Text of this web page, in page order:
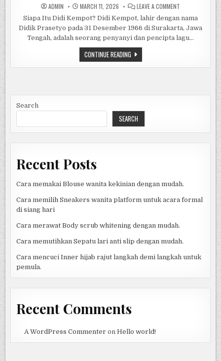
ADMIN MARCH 11, 2026 LEAVE A COMMENT
KEMPOT:
MUSIK
CAMPURSARI
YANG
Siapa Itu Didi Kempot? Didi Kempot, lahir dengan nama
Didik Prasetyo pada 31 Desember 1966 di Surakarta, Jawa
Tengah, adalah seorang penyanyi dan pencipta lagu…
CONTINUE READINGDIDI
KEMPOT:
LEGENDA
HATI
MENYATUKAN
GENERASI
Search
SEARCH
Recent Posts
Cara memakai Blouse wanita kekinian dengan mudah.
Cara memilih Sneakers wanita platform untuk acara formal
di siang hari
Cara merawat Body scrub whitening dengan mudah.
Cara memutihkan Sepatu lari anti slip dengan mudah.
Cara mencuci Inner hijab rajut langkah demi langkah untuk
pemula.
Recent Comments
A WordPress Commenter on Hello world!